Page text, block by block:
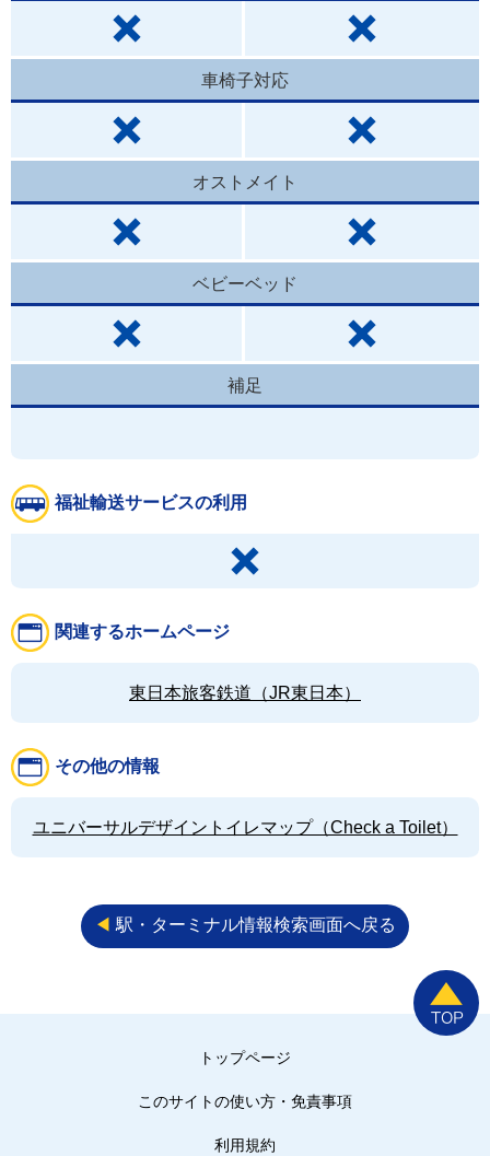
車椅子対応
オストメイト
ベビーベッド
補足
福祉輸送サービスの利用
関連するホームページ
東日本旅客鉄道（JR東日本）
その他の情報
ユニバーサルデザイントイレマップ（Check a Toilet）
◀︎ 駅・ターミナル情報検索画面へ戻る
トップページ
このサイトの使い方・免責事項
利用規約